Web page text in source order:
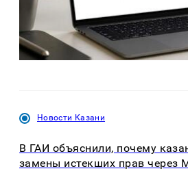
Новости Казани
В ГАИ объяснили, почему
замены истекших прав через